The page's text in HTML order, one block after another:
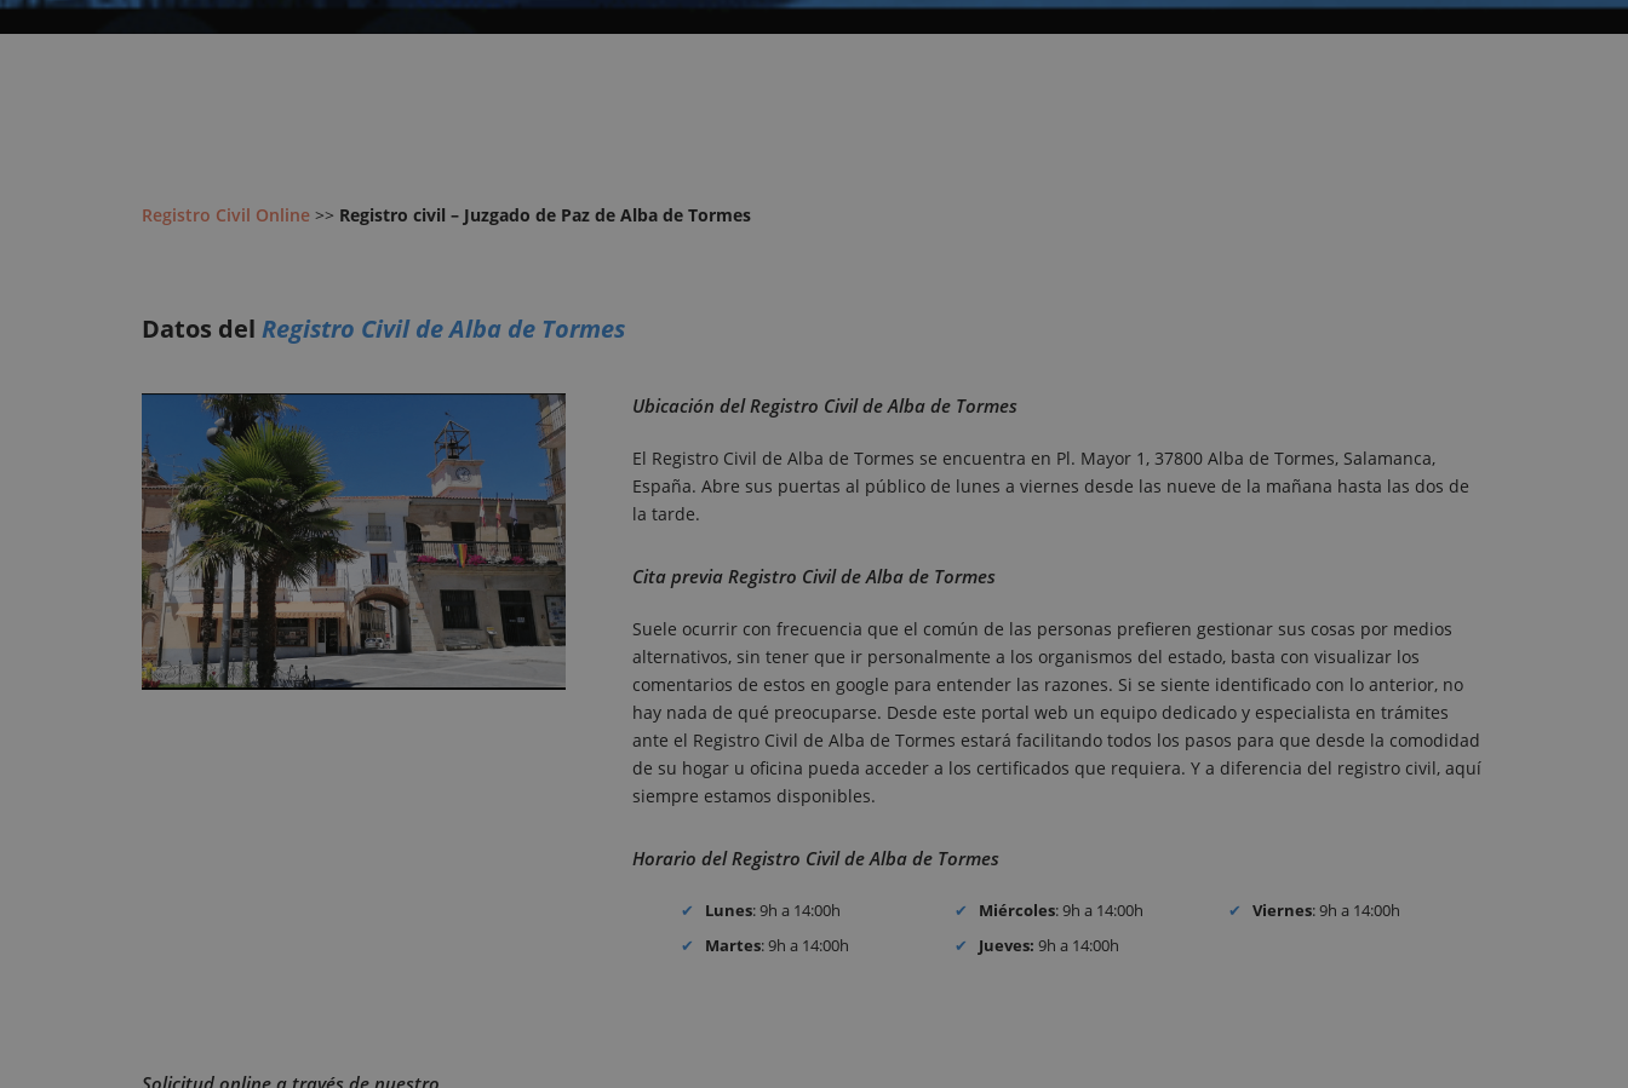
Registro Civil Online >> Registro civil – Juzgado de Paz de Alba de Tormes
Datos del Registro Civil de Alba de Tormes
Ubicación del Registro Civil de Alba de Tormes
El Registro Civil de Alba de Tormes se encuentra en Pl. Mayor 1, 37800 Alba de Tormes, Salamanca,
España. Abre sus puertas al público de lunes a viernes desde las nueve de la mañana hasta las dos de
la tarde.
Cita previa Registro Civil de Alba de Tormes
Suele ocurrir con frecuencia que el común de las personas prefieren gestionar sus cosas por medios
alternativos, sin tener que ir personalmente a los organismos del estado, basta con visualizar los
comentarios de estos en google para entender las razones. Si se siente identificado con lo anterior, no
hay nada de qué preocuparse. Desde este portal web un equipo dedicado y especialista en trámites
ante el Registro Civil de Alba de Tormes estará facilitando todos los pasos para que desde la comodidad
de su hogar u oficina pueda acceder a los certificados que requiera. Y a diferencia del registro civil, aquí
siempre estamos disponibles.
Horario del Registro Civil de Alba de Tormes
Lunes: 9h a 14:00h
Martes: 9h a 14:00h
Miércoles: 9h a 14:00h
Jueves: 9h a 14:00h
Viernes: 9h a 14:00h